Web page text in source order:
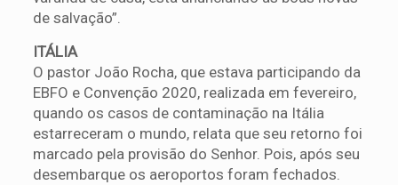
de salvação”.
ITÁLIA
O pastor João Rocha, que estava participando da
EBFO e Convenção 2020, realizada em fevereiro,
quando os casos de contaminação na Itália
estarreceram o mundo, relata que seu retorno foi
marcado pela provisão do Senhor. Pois, após seu
desembarque os aeroportos foram fechados.